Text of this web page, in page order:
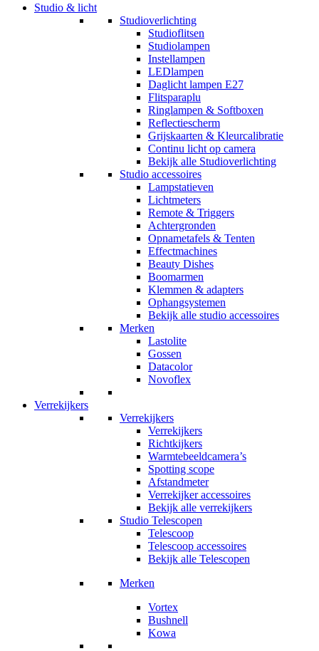
Studio & licht
Studioverlichting
Studioflitsen
Studiolampen
Instellampen
LEDlampen
Daglicht lampen E27
Flitsparaplu
Ringlampen & Softboxen
Reflectiescherm
Grijskaarten & Kleurcalibratie
Continu licht op camera
Bekijk alle Studioverlichting
Studio accessoires
Lampstatieven
Lichtmeters
Remote & Triggers
Achtergronden
Opnametafels & Tenten
Effectmachines
Beauty Dishes
Boomarmen
Klemmen & adapters
Ophangsystemen
Bekijk alle studio accessoires
Merken
Lastolite
Gossen
Datacolor
Novoflex
Verrekijkers
Verrekijkers
Verrekijkers
Richtkijkers
Warmtebeeldcamera’s
Spotting scope
Afstandmeter
Verrekijker accessoires
Bekijk alle verrekijkers
Studio Telescopen
Telescoop
Telescoop accessoires
Bekijk alle Telescopen
Merken
Vortex
Bushnell
Kowa